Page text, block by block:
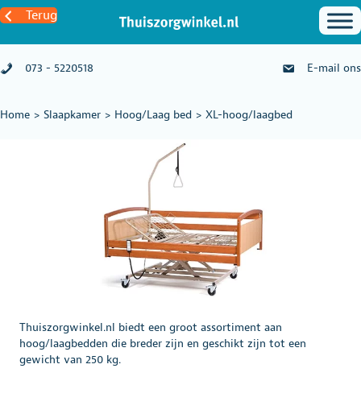
Terug
073 - 5220518 E-mail ons
Home > Slaapkamer > Hoog/Laag bed > XL-hoog/laagbed
Thuiszorgwinkel.nl biedt een groot assortiment aan
hoog/laagbedden die breder zijn en geschikt zijn tot een
gewicht van 250 kg.